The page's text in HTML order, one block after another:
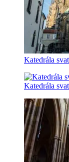
Katedrála
Katedrála